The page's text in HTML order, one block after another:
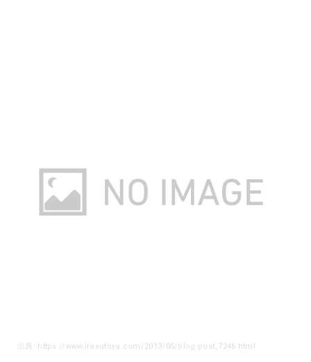
出典: https://www.irasutoya.com/2013/05/blog-post_7246.html